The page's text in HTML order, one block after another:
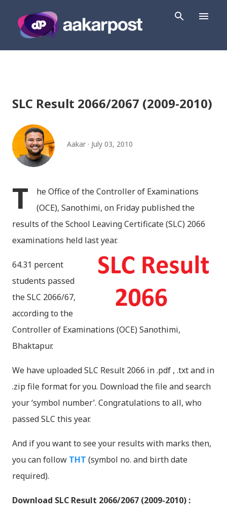
SLC Result 2066/2067 (2009-2010)
Aakar July 03, 2010
T
he Office of the Controller of Examinations
(OCE), Sanothimi, on Friday published the
results of the School Leaving Certificate (SLC) 2066
examinations held last year.
64.31 percent
students passed
the SLC 2066/67,
according to the
Controller of Examinations (OCE) Sanothimi,
Bhaktapur.
We have uploaded SLC Result 2066 in .pdf , .txt and in
.zip file format for you. Download the file and search
your ‘symbol number’. Congratulations to all, who
passed SLC this year.
And if you want to see your results with marks then,
you can follow THT (symbol no. and birth date
required).
Download SLC Result 2066/2067 (2009-2010) :